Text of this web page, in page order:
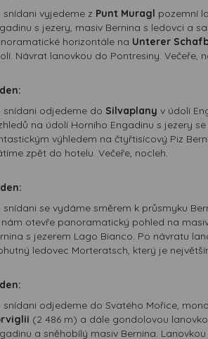
snídani vyjedeme z Punt Muragl pozemní
s jezery, masiv Bernina s ledovci a
horizontále na Unterer
Návrat lanovkou do Pontresiny. Večeře,
snídani odjedeme do Silvaplany v údolí
na údolí Horního Engadinu s jezery
výhledem na čtyřtisícový Piz
zpět do hotelu. Večeře, nocleh.
snídani se vydáme směrem k průsmyku
otevře panoramatický pohled na
s jezerem Lago Bianco. Po návratu
ledovec Morteratsch, který je
snídani odjedeme do Svatého Mořice,
(2 486 m) a dále gondolovou
a sněhobílý masiv Bernina.